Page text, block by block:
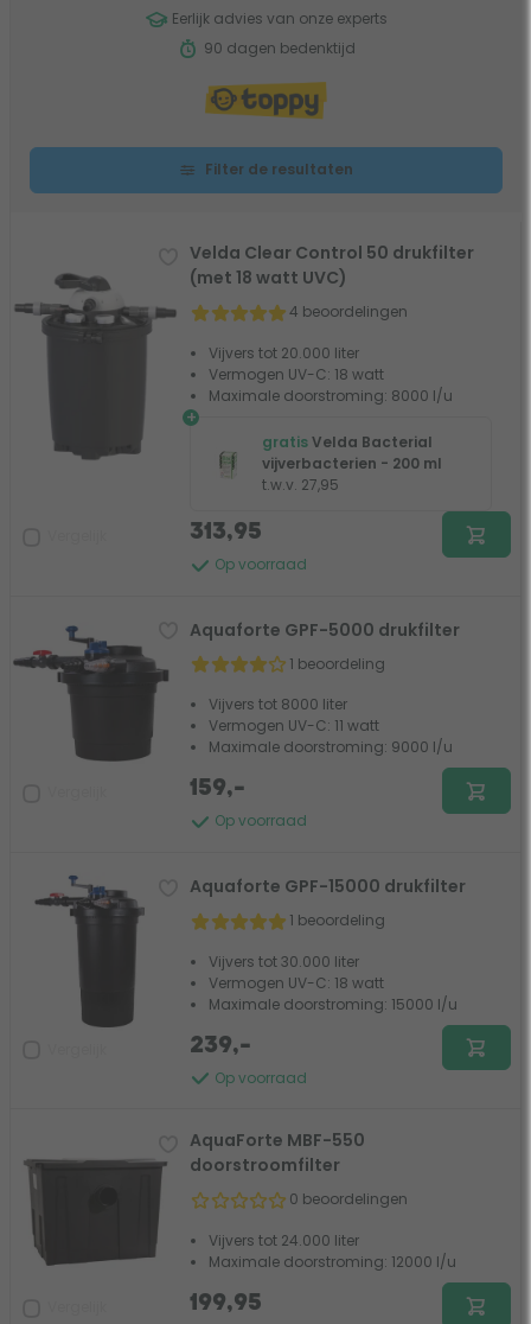
Eerlijk advies van onze experts
90 dagen bedenktijd
Filter de resultaten
Velda Clear Control 50 drukfilter
(met 18 watt UVC)
4 beoordelingen
Vijvers tot 20.000 liter
Vermogen UV-C: 18 watt
Maximale doorstroming: 8000 l/u
+
gratisVelda Bacterial
vijverbacterien - 200 ml
t.w.v. 27,95
Op voorraad
313,95
Aquaforte GPF-5000 drukfilter
1 beoordeling
Vijvers tot 8000 liter
Vermogen UV-C: 11 watt
Maximale doorstroming: 9000 l/u
Op voorraad
159,-
Aquaforte GPF-15000 drukfilter
1 beoordeling
Vijvers tot 30.000 liter
Vermogen UV-C: 18 watt
Maximale doorstroming: 15000 l/u
Op voorraad
239,-
AquaForte MBF-550
doorstroomfilter
0 beoordelingen
Vijvers tot 24.000 liter
Maximale doorstroming: 12000 l/u
199,95